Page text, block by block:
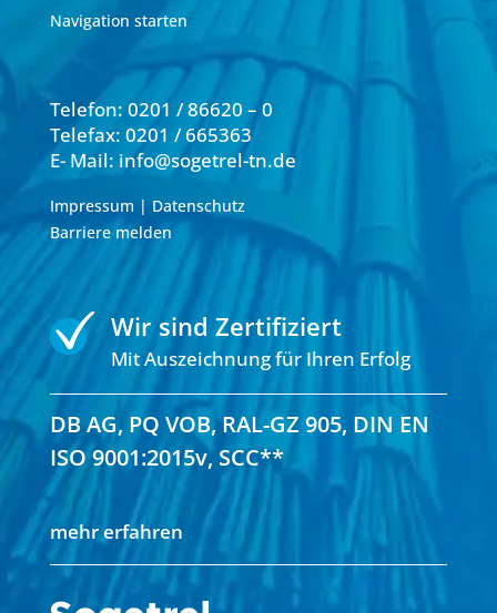
Navigation starten
Telefon: 0201 / 86620 – 0
Telefax: 0201 / 665363
E- Mail: info@sogetrel-tn.de
Impressum | Datenschutz
Barriere melden
Wir sind Zertifiziert
Mit Auszeichnung für Ihren Erfolg
DB AG, PQ VOB, RAL-GZ 905, DIN EN
ISO 9001:2015v, SCC**
mehr erfahren